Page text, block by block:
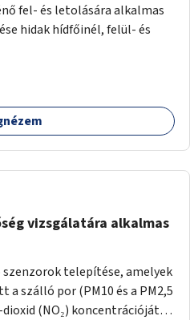
fel- és letolására alkalmas
hidak hídfőinél, felül- és
vizsgálatára alkalmas
telepítése, amelyek
szálló por (PM10 és a PM2,5
(NO₂) koncentrációját,